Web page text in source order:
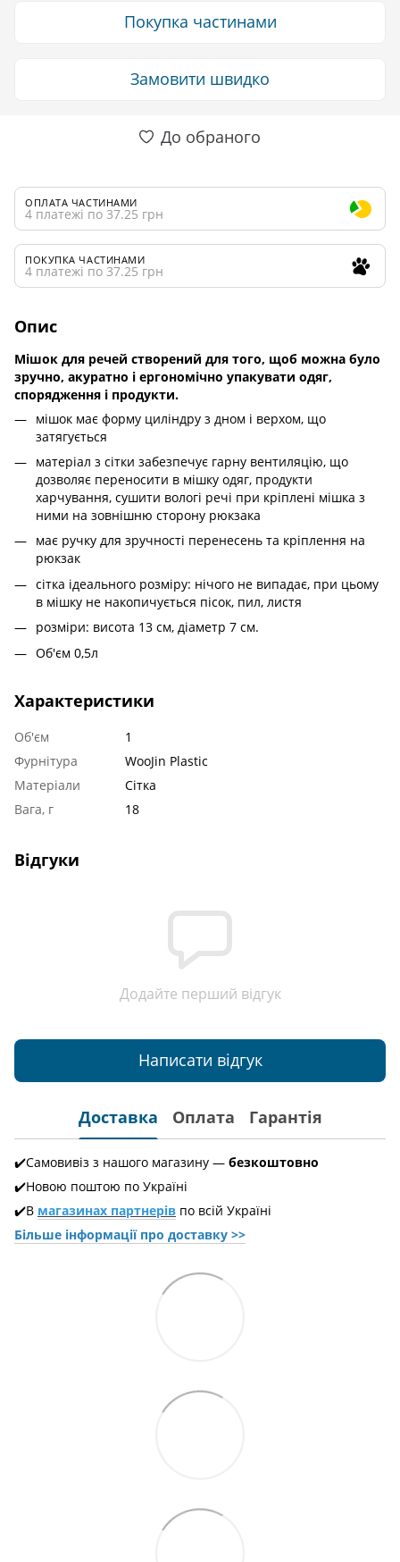
Покупка частинами
Замовити швидко
До обраного
ОПЛАТА ЧАСТИНАМИ
4 платежі по 37.25 грн
ПОКУПКА ЧАСТИНАМИ
4 платежі по 37.25 грн
Опис
Мішок для речей створений для того, щоб можна було
зручно, акуратно і ергономічно упакувати одяг,
спорядження і продукти.
мішок має форму циліндру з дном і верхом, що
затягується
матеріал з сітки забезпечує гарну вентиляцію, що
дозволяє переносити в мішку одяг, продукти
харчування, сушити вологі речі при кріплені мішка з
ними на зовнішню сторону рюкзака
має ручку для зручності перенесень та кріплення на
рюкзак
сітка ідеального розміру: нічого не випадає, при цьому
в мішку не накопичується пісок, пил, листя
розміри: висота 13 см, діаметр 7 см.
Об'єм 0,5л
Характеристики
Об'єм
1
Фурнітура
WooJin Plastic
Матеріали
Сітка
Вага, г
18
Відгуки
Додайте перший відгук
Написати відгук
Доставка Оплата Гарантія
✔️Самовивіз з нашого магазину — безкоштовно
✔️Новою поштою по Україні
✔️В магазинах партнерів по всій Україні
Більше інформації про доставкy >>